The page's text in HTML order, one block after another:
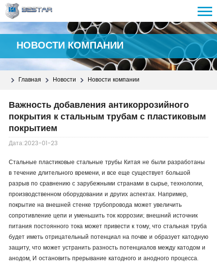
НОВОСТИ КОМПАНИИ
Главная Новости Новости компании
Важность добавления антикоррозийного
покрытия к стальным трубам с пластиковым
покрытием
Дата:2023-01-23
Стальные пластиковые стальные трубы Китая не были разработаны
в течение длительного времени, и все еще существует большой
разрыв по сравнению с зарубежными странами в сырье, технологии,
производственном оборудовании и других аспектах. Например,
покрытие на внешней стенке трубопровода может увеличить
сопротивление цепи и уменьшить ток коррозии; внешний источник
питания постоянного тока может привести к тому, что стальная труба
будет иметь отрицательный потенциал на почве и образует катодную
защиту, что может устранить разность потенциалов между катодом и
анодом, И остановить прерывание катодного и анодного процесса.